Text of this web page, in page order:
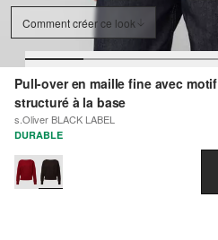
Comment créer ce look
Pull-over en maille fine avec motif
structuré à la base
s.Oliver BLACK LABEL
DURABLE